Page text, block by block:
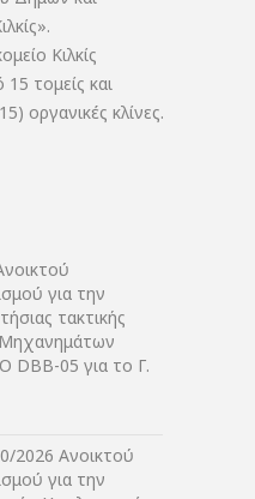
Κιλκίς
τομείς και
οργανικές κλίνες.
για την
τακτικής
DBB-05 για το Γ.
Ανοικτού
για την